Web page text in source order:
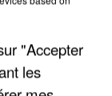
"Accepter
les